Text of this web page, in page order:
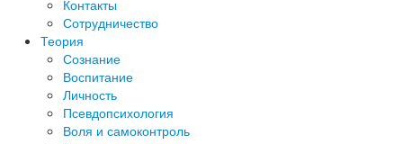
­Контакты
Сотрудничество
Теория
Сознание
Воспитание
Личность
Псевдопсихология
Воля и самоконтроль